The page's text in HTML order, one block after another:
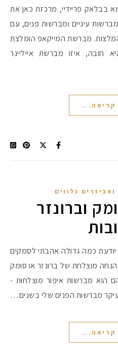
עיניים ומברשות פנים, עם
מברשת המייקאפ הומלצת
איזו מברשת אייליינר
קריאה...
נלווים
וברונזר
הנחה מוצלחת של ברונזר או סומק
הוא מברשות איפור מוצלחות -
מברשות הפנים שלי בשנים…
קריאה...